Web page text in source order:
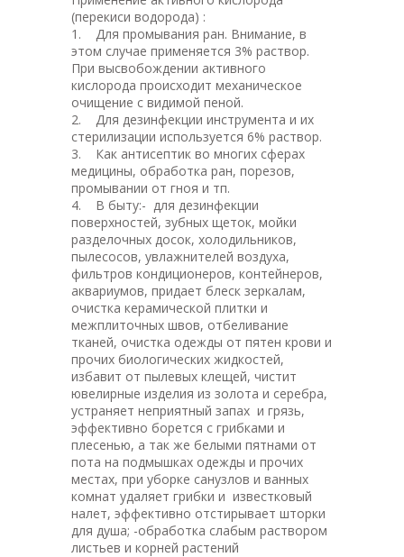
(перекиси водорода) :
1. Для промывания ран. Внимание, в
этом случае применяется 3% раствор.
При высвобождении активного
кислорода происходит механическое
очищение с видимой пеной.
2. Для дезинфекции инструмента и их
стерилизации используется 6% раствор.
3. Как антисептик во многих сферах
медицины, обработка ран, порезов,
промывании от гноя и тп.
4. В быту:- для дезинфекции
поверхностей, зубных щеток, мойки
разделочных досок, холодильников,
пылесосов, увлажнителей воздуха,
фильтров кондиционеров, контейнеров,
аквариумов, придает блеск зеркалам,
очистка керамической плитки и
межплиточных швов, отбеливание
тканей, очистка одежды от пятен крови и
прочих биологических жидкостей,
избавит от пылевых клещей, чистит
ювелирные изделия из золота и серебра,
устраняет неприятный запах и грязь,
эффективно борется с грибками и
плесенью, а так же белыми пятнами от
пота на подмышках одежды и прочих
местах, при уборке санузлов и ванных
комнат удаляет грибки и известковый
налет, эффективно отстирывает шторки
для душа; -обработка слабым раствором
листьев и корней растений